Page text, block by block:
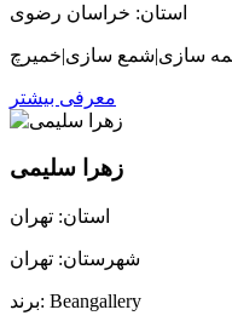
استان: خراسان رضوی
معرفی بیشتر
زهرا سلیمی
استان: تهران
شهرستان: تهران
برند: Beangallery